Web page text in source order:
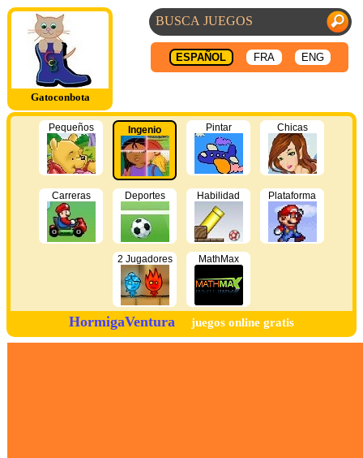
Gatoconbota
ESPAÑOL FRA ENG
Pequeños Ingenio Pintar Chicas
Carreras Deportes Habilidad Plataforma
2 Jugadores MathMax
HormigaVentura juegos online gratis